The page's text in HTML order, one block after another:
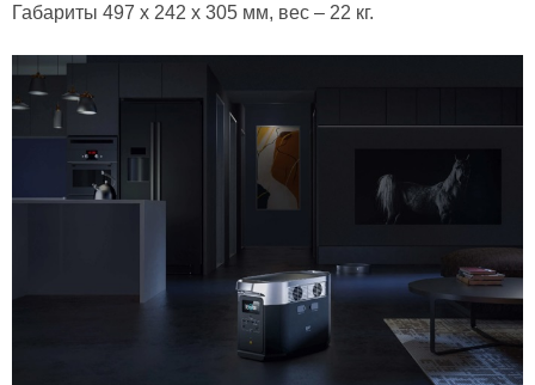
Габариты 497 х 242 х 305 мм, вес – 22 кг.